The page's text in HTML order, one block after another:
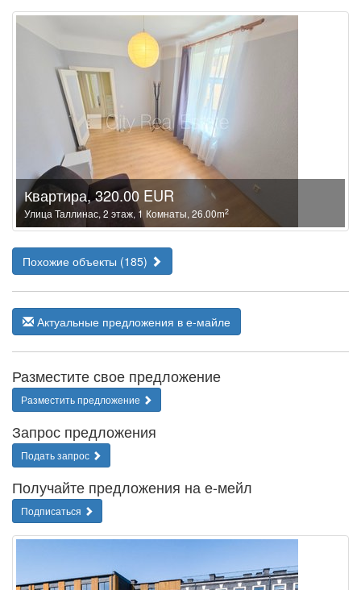
Квартира, 320.00 EUR
Улица Таллинас, 2 этаж, 1 Комнаты, 26.00m2
Похожие объекты (185)
Актуальные предложения в е-майле
Разместите свое предложение
Разместить предложение
Запрос предложения
Подать запрос
Получайте предложения на е-мейл
Подписаться